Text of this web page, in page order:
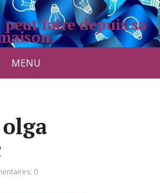
faire depuis sa
MENU
0